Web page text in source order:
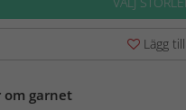
Lägg
om garnet